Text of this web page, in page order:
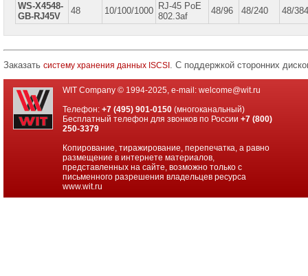
WS-X4548-
GB-RJ45V
48 10/100/1000
RJ-45 PoE
802.3af
48/96 48/240 48/384
Заказать систему хранения данных ISCSI. С поддержкой сторонних
WIT Company © 1994-2025, e-mail: welcome@wit.ru
Телефон:+7 (495) 901-0150 (многоканальный)
Бесплатный телефон для звонков по России+7 (800)
250-3379
Копирование, тиражирование, перепечатка, а равно
размещение в интернете материалов,
представленных на сайте, возможно только с
письменного разрешения владельцев ресурса
www.wit.ru